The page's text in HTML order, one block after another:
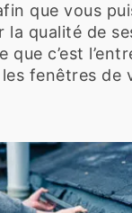
que vous
la qualité de
c’est
fenêtres